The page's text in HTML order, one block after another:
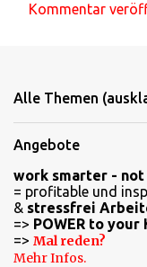
m
n
t
a
r
e
Kommentar
Alle Themen
Angebote
work smarter -
= profitable und
& stressfrei
=> POWER to
=> Mal reden?
Mehr Infos.